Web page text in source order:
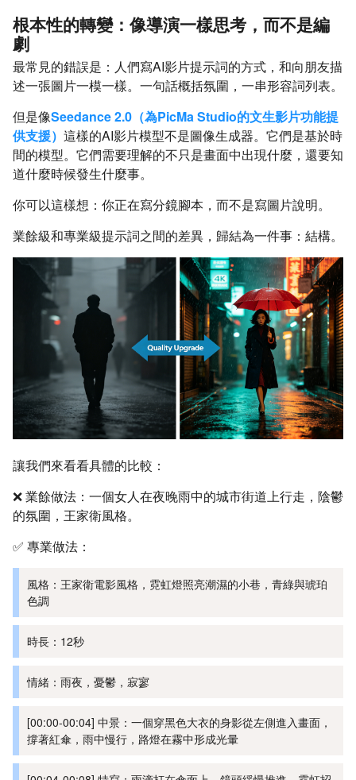
根本性的轉變：像導演一樣思考，而不是編
劇
最常見的錯誤是：人們寫AI影片提示詞的方式，和向朋友描
述一張圖片一模一樣。一句話概括氛圍，一串形容詞列表。
但是像Seedance 2.0（為PicMa Studio的文生影片功能提
供支援） 這樣的AI影片模型不是圖像生成器。它們是基於時
間的模型。它們需要理解的不只是畫面中出現什麼，還要知
道什麼時候發生什麼事。
你可以這樣想：你正在寫分鏡腳本，而不是寫圖片說明。
業餘級和專業級提示詞之間的差異，歸結為一件事：結構。
讓我們來看看具體的比較：
❌ 業餘做法：一個女人在夜晚雨中的城市街道上行走，陰鬱
的氛圍，王家衛風格。
✅ 專業做法：
風格：王家衛電影風格，霓虹燈照亮潮濕的小巷，青綠與琥珀
色調
時長：12秒
情緒：雨夜，憂鬱，寂寥
[00:00-00:04] 中景：一個穿黑色大衣的身影從左側進入畫面，
撐著紅傘，雨中慢行，路燈在霧中形成光暈